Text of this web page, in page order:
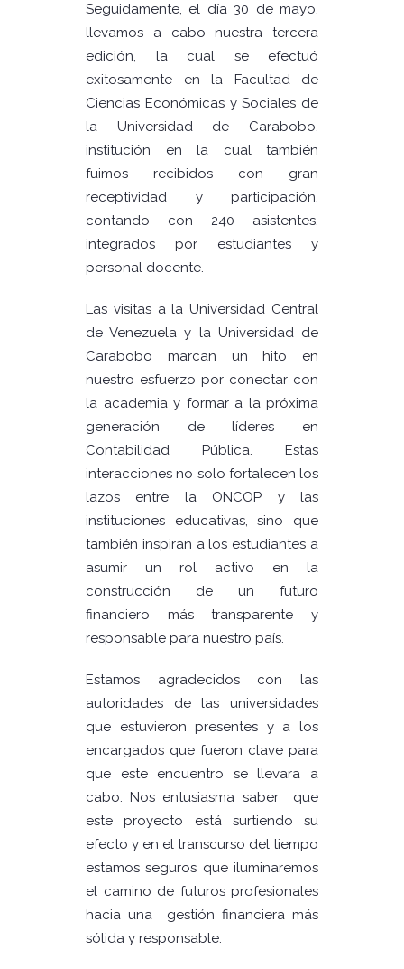
Seguidamente, el día 30 de mayo,
llevamos a cabo nuestra tercera
edición, la cual se efectuó
exitosamente en la Facultad de
Ciencias Económicas y Sociales de
la Universidad de Carabobo,
institución en la cual también
fuimos recibidos con gran
receptividad y participación,
contando con 240 asistentes,
integrados por estudiantes y
personal docente.
Las visitas a la Universidad Central
de Venezuela y la Universidad de
Carabobo marcan un hito en
nuestro esfuerzo por conectar con
la academia y formar a la próxima
generación de líderes en
Contabilidad Pública. Estas
interacciones no solo fortalecen los
lazos entre la ONCOP y las
instituciones educativas, sino que
también inspiran a los estudiantes a
asumir un rol activo en la
construcción de un futuro
financiero más transparente y
responsable para nuestro país.
Estamos agradecidos con las
autoridades de las universidades
que estuvieron presentes y a los
encargados que fueron clave para
que este encuentro se llevara a
cabo. Nos entusiasma saber que
este proyecto está surtiendo su
efecto y en el transcurso del tiempo
estamos seguros que iluminaremos
el camino de futuros profesionales
hacia una gestión financiera más
sólida y responsable.